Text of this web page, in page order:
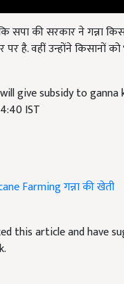
सपा की सरकार ने गन्ना
है. वहीं उन्होंने किसानों
give subsidy to ganna
IST
Farming
this article and have